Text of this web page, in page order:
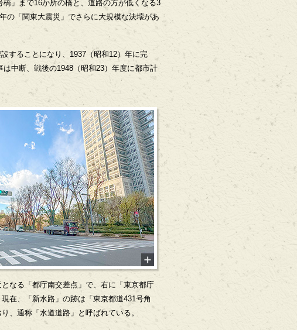
」まで16か所の橋と、道路の方が低くなる3
の「関東大震災」でさらに大規模な決壊があ
することになり、1937（昭和12）年に完
中断、戦後の1948（昭和23）年度に都市計
なる「都庁南交差点」で、右に「東京都庁
在、「新水路」の跡は「東京都道431号角
、通称「水道道路」と呼ばれている。